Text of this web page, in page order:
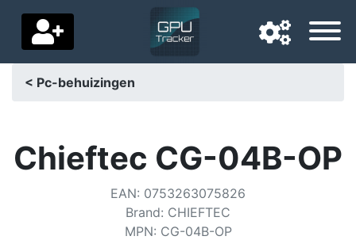
Favoriete bezorgland
< Pc-behuizingen
Chieftec CG-04B-OP
EAN: 0753263075826
Brand: CHIEFTEC
MPN: CG-04B-OP